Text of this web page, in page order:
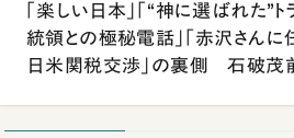
「楽しい日本」「“神に選ばれた”
統領との極秘電話」「赤沢さんに
日米関税交渉」の裏側 石破茂